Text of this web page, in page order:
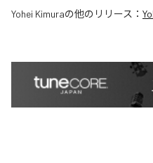
Yohei Kimuraの他のリリース：